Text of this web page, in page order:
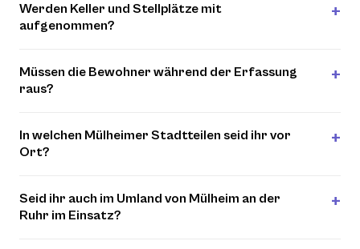
Werden Keller und Stellplätze mit
aufgenommen?
Müssen die Bewohner während der Erfassung
raus?
In welchen Mülheimer Stadtteilen seid ihr vor
Ort?
Seid ihr auch im Umland von Mülheim an der
Ruhr im Einsatz?